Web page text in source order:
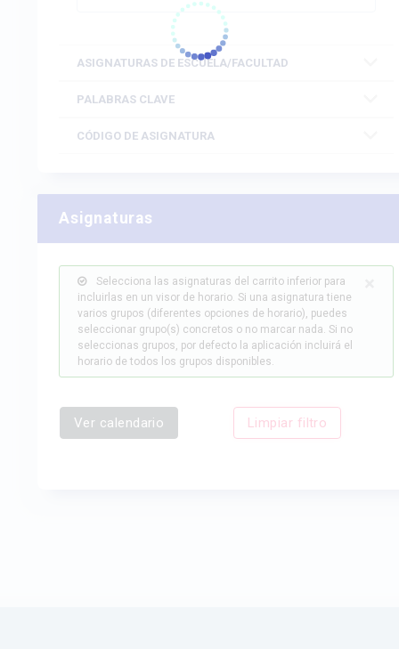
ASIGNATURAS DE ESCUELA/FACULTAD
PALABRAS CLAVE
CÓDIGO DE ASIGNATURA
Asignaturas
Selecciona las asignaturas del carrito inferior para
incluirlas en un visor de horario. Si una asignatura tiene
varios grupos (diferentes opciones de horario), puedes
seleccionar grupo(s) concretos o no marcar nada. Si no
seleccionas grupos, por defecto la aplicación incluirá el
horario de todos los grupos disponibles.
Ver calendario Limpiar filtro